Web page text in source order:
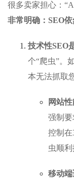
很多卖家担心：
非常明确：SEO
技术性SEO
个“爬虫”。
本无法抓取
网站性
强制
控制在
虫顺利
移动端